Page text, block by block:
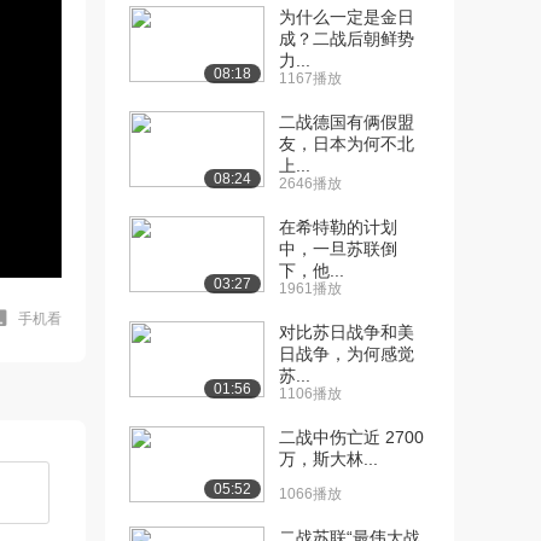
手机看
08:18
为什么一定是金日
成？二战后朝鲜势
力...
1167播放
08:24
二战德国有俩假盟
友，日本为何不北
上...
2646播放
03:27
在希特勒的计划
中，一旦苏联倒
下，他...
1961播放
01:56
对比苏日战争和美
日战争，为何感觉
苏...
1106播放
05:52
二战中伤亡近 2700
万，斯大林...
1066播放